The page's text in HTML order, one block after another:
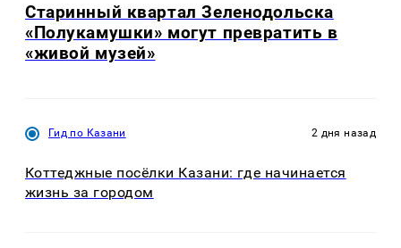
Старинный квартал Зеленодольска
«Полукамушки» могут превратить в
«живой музей»
Гид по Казани 2 дня назад
Коттеджные посёлки Казани: где начинается
жизнь за городом